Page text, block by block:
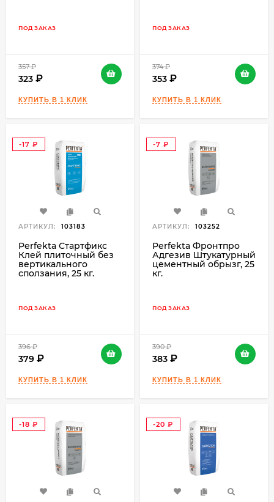
ПОД ЗАКАЗ
357
323
ПОД ЗАКАЗ
374
353
-17
АРТИКУЛ: 103183
Perfekta Стартфикс
Клей плиточный без
вертикального
сползания, 25 кг.
ПОД ЗАКАЗ
396
379
-7
АРТИКУЛ: 103252
Perfekta Фронтпро
Адгезив Штукатурный
цементный обрызг, 25
кг.
ПОД ЗАКАЗ
390
383
-18
-20